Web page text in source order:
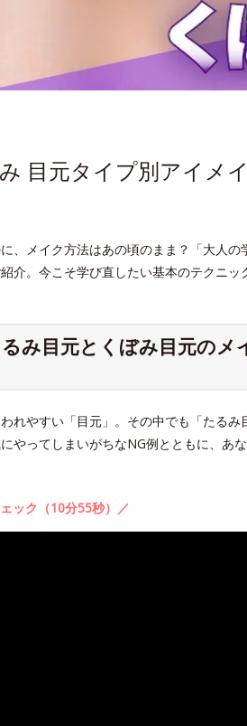
目元タイプ別アイメ
、メイク方法はあの頃のまま？「大人の
介。今こそ学び直したい基本のテクニッ
み目元とくぼみ目元のメ
やすい「目元」。その中でも「たるみ
やってしまいがちなNG例とともに、あ
ック（10分55秒）／